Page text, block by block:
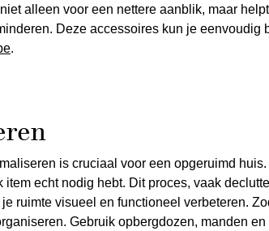
alleen voor een nettere aanblik, maar
Deze accessoires kun je eenvoudig
.
is cruciaal voor een opgeruimd
item echt nodig hebt. Dit proces, vaak
ruimte visueel en functioneel verbeteren.
Gebruik opbergdozen, manden